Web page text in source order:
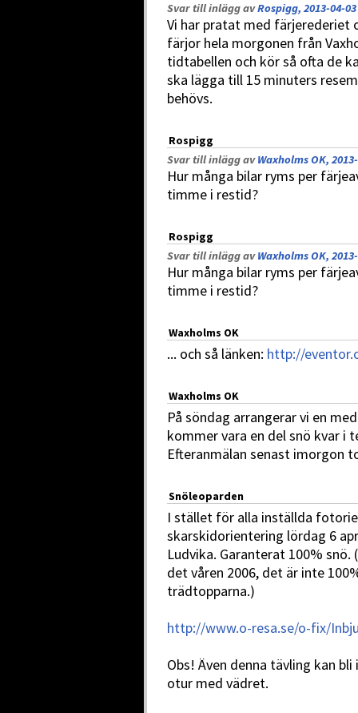
Svar till inlägg avRospigg, 2013-04-
Vi har pratat med färjerederiet
färjor hela morgonen från
tidtabellen och kör så ofta de
ska lägga till 15 minuters
behövs.
Rospigg
Svar till inlägg avWaxholms OK,
Hur många bilar ryms per
timme i restid?
Rospigg
Svar till inlägg avWaxholms OK,
Hur många bilar ryms per
timme i restid?
Waxholms OK
... och så länken: http://
Waxholms OK
På söndag arrangerar vi en
kommer vara en del snö kvar i
Efteranmälan senast imorgon
Snöleoparden
I stället för alla inställda
skarskidorientering lördag 6
Ludvika. Garanterat 100%
det våren 2006, det är inte
trädtopparna.)
http://www.o-resa.se/o-fix/
Obs! Även denna tävling kan
otur med vädret.